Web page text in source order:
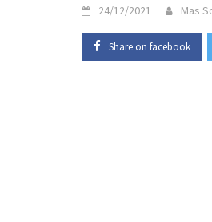
24/12/2021 Mas
Share on facebook